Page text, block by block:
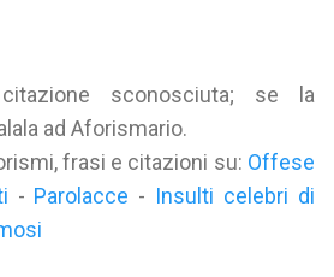
sconosciuta; se la
ad Aforismario.
frasi e citazioni su: Offese
- Parolacce - Insulti celebri di